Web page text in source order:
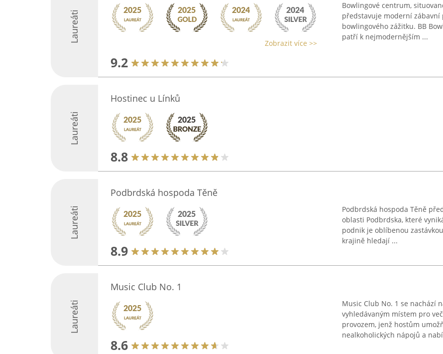
Laureáti Zobrazit více >>
9.2
Bowlingové centrum,
představuje moderní
bowlingového zážitku. BB
patří k nejmodernějším ...
Laureáti
Hostinec u Línků
8.8
Laureáti
Podbrdská hospoda Těně
8.9
Podbrdská hospoda Těně
oblasti Podbrdska, které
podnik je oblíbenou
krajině hledají ...
Laureáti
Music Club No. 1
8.6
Music Club No. 1 se nachází
vyhledávaným místem pro
provozem, jenž hostům
nealkoholických nápojů a